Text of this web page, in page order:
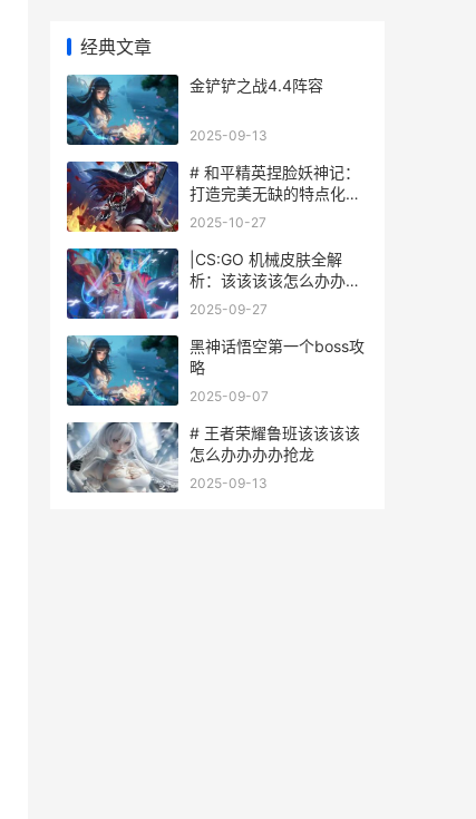
经典文章
金铲铲之战4.4阵容
2025-09-13
# 和平精英捏脸妖神记：
打造完美无缺的特点化形
象
2025-10-27
|CS:GO 机械皮肤全解
析：该该该该怎么办办办
办获得、玩法技巧与市场
2025-09-27
黑神话悟空第一个boss攻
略
2025-09-07
# 王者荣耀鲁班该该该该
怎么办办办办抢龙
2025-09-13